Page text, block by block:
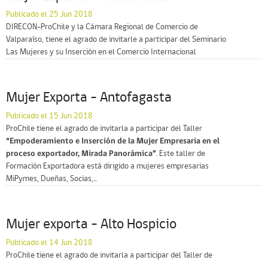
Publicado el 25 Jun 2018
DIRECON-ProChile y la Cámara Regional de Comercio de
Valparaíso, tiene el agrado de invitarle a participar del Seminario
Las Mujeres y su Inserción en el Comercio Internacional
Mujer Exporta – Antofagasta
Publicado el 15 Jun 2018
ProChile tiene el agrado de invitarla a participar del Taller
“Empoderamiento e Inserción de la Mujer Empresaria en el
proceso exportador, Mirada Panorámica”. Este taller de
Formación Exportadora está dirigido a mujeres empresarias
MiPymes, Dueñas, Socias,...
Mujer exporta – Alto Hospicio
Publicado el 14 Jun 2018
ProChile tiene el agrado de invitarla a participar del Taller de